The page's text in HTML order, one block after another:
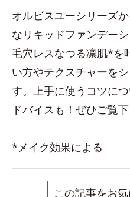
オルビスユーシリーズ
なリキッドファンデー
毛穴レスなつる凛肌*を
い方やテクスチャーを
す。上手に使うコツに
ドバイスも！ぜひご覧下
*メイク効果による
この記事をお